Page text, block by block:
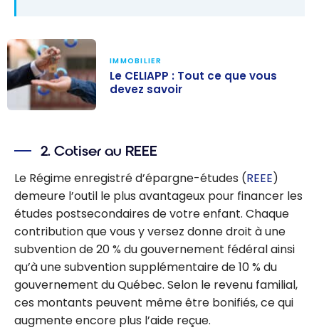
vous devez
savoir
IMMOBILIER
Le CELIAPP : Tout ce que vous
devez savoir
2. Cotiser au REEE
Le Régime enregistré d’épargne-études (REEE)
demeure l’outil le plus avantageux pour financer les
études postsecondaires de votre enfant. Chaque
contribution que vous y versez donne droit à une
subvention de 20 % du gouvernement fédéral ainsi
qu’à une subvention supplémentaire de 10 % du
gouvernement du Québec. Selon le revenu familial,
ces montants peuvent même être bonifiés, ce qui
augmente encore plus l’aide reçue.